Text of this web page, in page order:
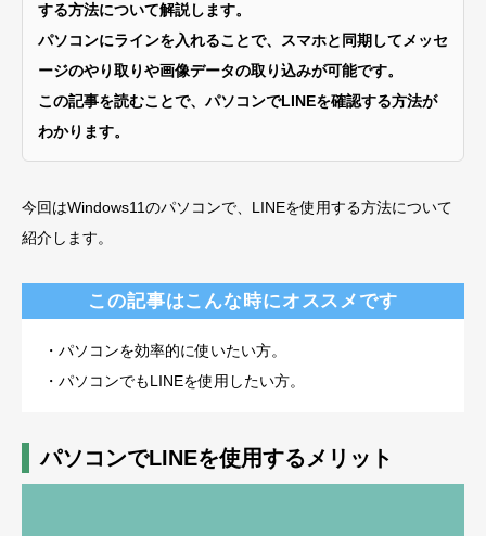
する方法について解説します。
パソコンにラインを入れることで、スマホと同期してメッセ
ージのやり取りや画像データの取り込みが可能です。
この記事を読むことで、パソコンでLINEを確認する方法が
わかります。
今回はWindows11のパソコンで、LINEを使用する方法について
紹介します。
この記事はこんな時にオススメです
・パソコンを効率的に使いたい方。
・パソコンでもLINEを使用したい方。
パソコンでLINEを使用するメリット